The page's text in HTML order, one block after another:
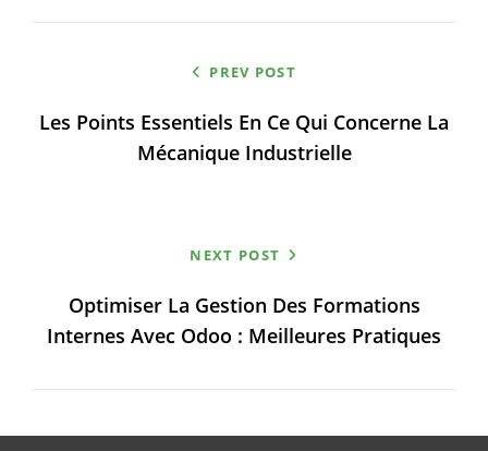
l’article
PREV POST
Les Points Essentiels En Ce Qui Concerne La
Mécanique Industrielle
NEXT POST
Optimiser La Gestion Des Formations
Internes Avec Odoo : Meilleures Pratiques